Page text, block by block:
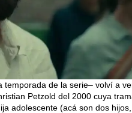
temporada de la serie– volví a
Petzold del 2000 cuya
adolescente (acá son dos